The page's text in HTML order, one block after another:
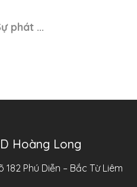
phát ...
Hoàng Long
182 Phú Diễn – Bắc Từ Liêm